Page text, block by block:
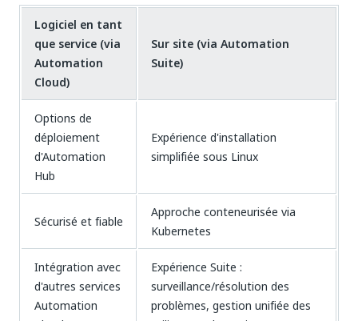
Logiciel en tant
que service (via
Automation
Cloud)
Sur site (via Automation
Suite)
Options de
déploiement
d'Automation
Hub
Expérience d'installation
simplifiée sous Linux
Sécurisé et fiable
Approche conteneurisée via
Kubernetes​
Intégration avec
d'autres services
Automation
Expérience Suite :
surveillance/résolution des
problèmes, gestion unifiée des